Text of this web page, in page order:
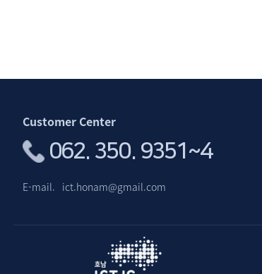
Customer Center
062. 350. 9351~4
E-mail. ict.honam@gmail.com
페이스북인스타그램
유튜브